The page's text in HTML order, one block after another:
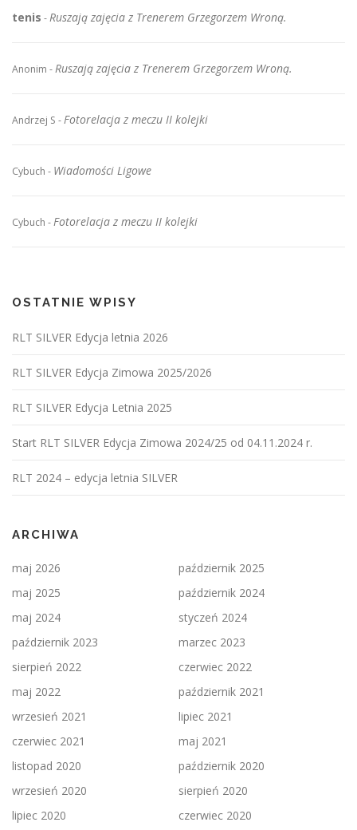
tenis -Ruszają zajęcia z Trenerem Grzegorzem Wroną.
Anonim -Ruszają zajęcia z Trenerem Grzegorzem Wroną.
Andrzej S -Fotorelacja z meczu II kolejki
Cybuch - Wiadomości Ligowe
Cybuch -Fotorelacja z meczu II kolejki
OSTATNIE WPISY
RLT SILVER Edycja letnia 2026
RLT SILVER Edycja Zimowa 2025/2026
RLT SILVER Edycja Letnia 2025
Start RLT SILVER Edycja Zimowa 2024/25 od 04.11.2024 r.
RLT 2024 – edycja letnia SILVER
ARCHIWA
maj 2026
październik 2025
maj 2025
październik 2024
maj 2024
styczeń 2024
październik 2023
marzec 2023
sierpień 2022
czerwiec 2022
maj 2022
październik 2021
wrzesień 2021
lipiec 2021
czerwiec 2021
maj 2021
listopad 2020
październik 2020
wrzesień 2020
sierpień 2020
lipiec 2020
czerwiec 2020